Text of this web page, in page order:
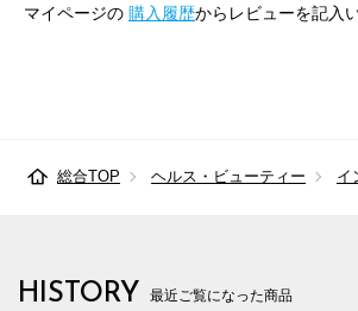
マイページの 購入履歴からレビューを記入
総合TOP ヘルス・ビューティー イ
HISTORY 最近ご覧になった商品